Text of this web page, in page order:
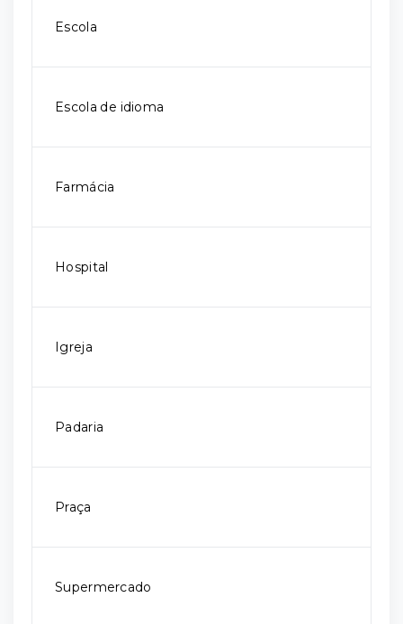
Escola
Escola de idioma
Farmácia
Hospital
Igreja
Padaria
Praça
Supermercado